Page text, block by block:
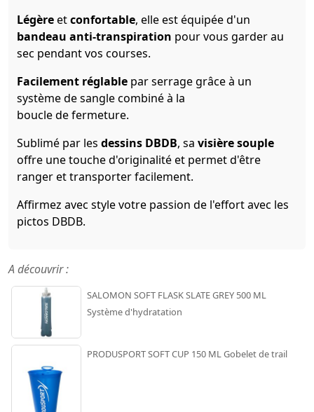
Légèreetconfortable, elle est équipée d'un
bandeau anti-transpiration pour vous garder au
sec pendant vos courses.
Facilement réglable par serrage grâce à un
système de sangle combiné à la
boucle de fermeture.
Sublimé par les dessins DBDB, sa visière souple
offre une touche d'originalité et permet d'être
ranger et transporter facilement.
Affirmez avec style votre passion de l'effort avec les
pictos DBDB.
A découvrir :
SALOMON SOFT FLASK SLATE GREY 500 ML
Système d'hydratation
PRODUSPORT SOFT CUP 150 ML Gobelet de trail